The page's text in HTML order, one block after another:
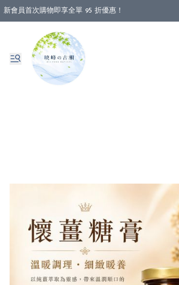
新會員首次購物即享全單 95 折優惠！
消費即享全單 88 折優惠！